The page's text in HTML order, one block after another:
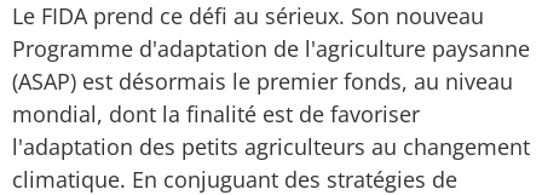
Le FIDA prend ce défi au sérieux. Son nouveau
Programme d'adaptation de l'agriculture paysanne
(ASAP) est désormais le premier fonds, au niveau
mondial, dont la finalité est de favoriser
l'adaptation des petits agriculteurs au changement
climatique. En conjuguant des stratégies de